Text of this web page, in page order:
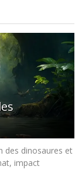
des dinosaures et
impact